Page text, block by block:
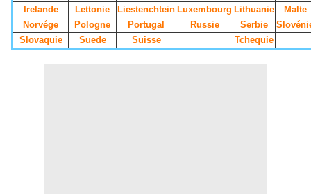
Irelande Lettonie Liestenchtein Luxembourg Lithuanie
Malte
Norvége
Pologne Portugal Russie Serbie
Slovaquie
Suede Suisse Tchequie